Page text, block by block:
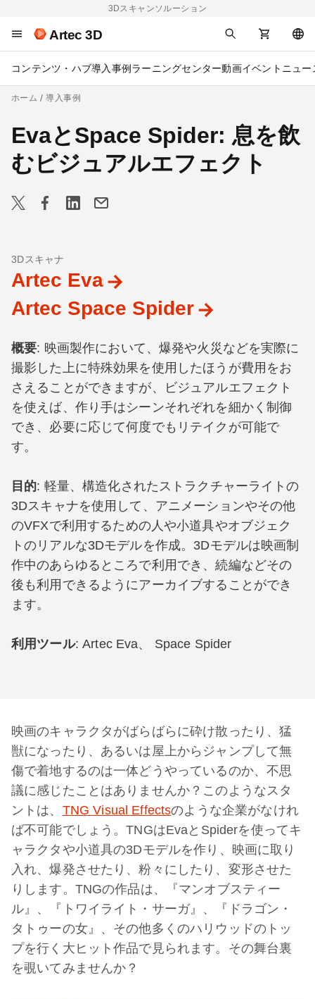
3Dスキャンソルーション
Artec 3D
コンテンツ・ハブ導入事例 ラーニングセンター動画イベント ニュー
ホーム 導入事例
EvaとSpace Spider: 息を飲
むビジュアルエフェクト
3Dスキャナ
Artec Eva
Artec Space Spider
概要: 映画製作において、爆発や火災などを実際に
撮影した上に特殊効果を使用したほうが費用をお
さえることができますが、ビジュアルエフェクト
を使えば、作り手はシーンそれぞれを細かく制御
でき、必要に応じて何度でもリテイクが可能で
す。
目的: 軽量、構造化されたストラクチャーライトの
3Dスキャナを使用して、アニメーションやその他
のVFXで利用するための人や小道具やオブジェク
トのリアルな3Dモデルを作成。3Dモデルは映画制
作中のあらゆるところで利用でき、続編などその
後も利用できるようにアーカイブすることができ
ます。
利用ツール: Artec Eva、 Space Spider
映画のキャラクタがばらばらに砕け散ったり、猛
獣になったり、あるいは屋上からジャンプして無
傷で着地するのは一体どうやっているのか、不思
議に感じたことはありませんか？このようなスタ
ントは、 TNG Visual Effectsのような企業がなけれ
ば不可能でしょう。TNGはEvaとSpiderを使ってキ
ャラクタや小道具の3Dモデルを作り、映画に取り
入れ、爆発させたり、粉々にしたり、変形させた
りします。TNGの作品は、『マンオブスティー
ル』、『トワイライト・サーガ』、『ドラゴン・
タトゥーの女』、その他多くのハリウッドのトッ
プを行く大ヒット作品で見られます。その舞台裏
を覗いてみませんか？